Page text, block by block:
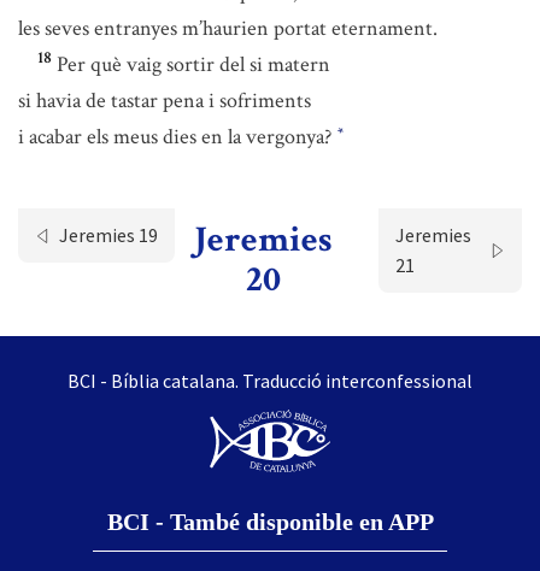
les seves entranyes m’haurien portat eternament.
18 Per què vaig sortir del si matern
si havia de tastar pena i sofriments
i acabar els meus dies en la vergonya? *
Jeremies 19
Jeremies
20
Jeremies
21
BCI - Bíblia catalana. Traducció interconfessional
BCI - També disponible en APP